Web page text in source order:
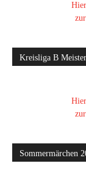
Kreisliga B
Sommermärchen